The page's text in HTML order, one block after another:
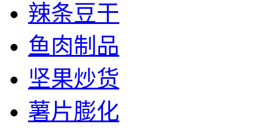
辣条豆干
鱼肉制品
坚果炒货
薯片膨化